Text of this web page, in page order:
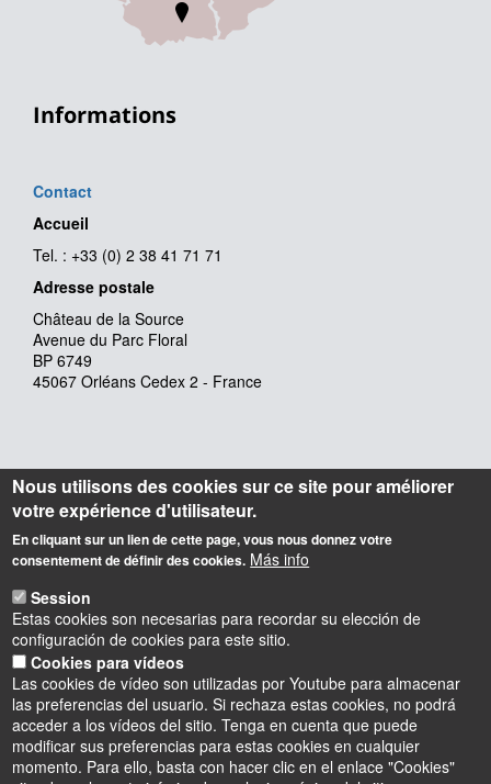
Informations
Contact
Accueil
Tel. : +33 (0) 2 38 41 71 71
Adresse postale
Château de la Source
Avenue du Parc Floral
BP 6749
45067 Orléans Cedex 2 - France
Nous utilisons des cookies sur ce site pour améliorer
votre expérience d'utilisateur.
En cliquant sur un lien de cette page, vous nous donnez votre
consentement de définir des cookies. Más info
Session
Estas cookies son necesarias para recordar su elección de
configuración de cookies para este sitio.
Cookies para vídeos
Las cookies de vídeo son utilizadas por Youtube para almacenar
las preferencias del usuario. Si rechaza estas cookies, no podrá
acceder a los vídeos del sitio. Tenga en cuenta que puede
modificar sus preferencias para estas cookies en cualquier
momento. Para ello, basta con hacer clic en el enlace "Cookies"